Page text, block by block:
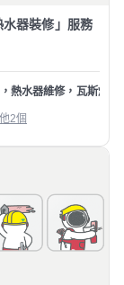
克叔叔，系統廚具，
器裝修」服務
熱水器維修，瓦斯爐
2個